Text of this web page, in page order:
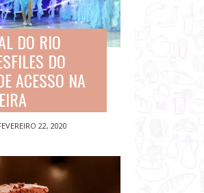
DO RIO
DO
ACESSO NA
22, 2020